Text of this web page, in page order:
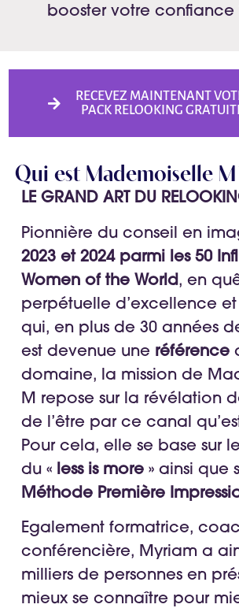
booster votre confiance
RECEVEZ MAINTENANT
PACK RELOOKING
Qui est Mademoiselle M
LE GRAND ART DU
Pionnière du conseil en
2023 et 2024 parmi les 50
Women of the World, en
perpétuelle d’excellence
qui, en plus de 30 années
est devenue une référence
domaine, la mission de
M repose sur la révélation
de l’être par ce canal
Pour cela, elle se base sur
du « less is more » ainsi que
Méthode Première
Egalement formatrice,
conférencière, Myriam a
milliers de personnes en
mieux se connaître pour